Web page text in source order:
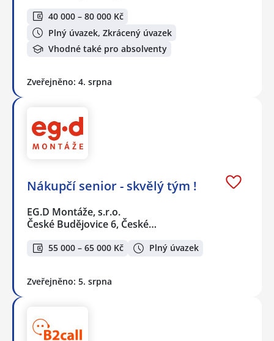
40 000 – 80 000 Kč
Plný úvazek, Zkrácený úvazek
Vhodné také pro absolventy
Zveřejněno: 4. srpna
Nákupčí senior - skvělý tým !
EG.D Montáže, s.r.o.
České Budějovice 6, České…
55 000 – 65 000 Kč Plný úvazek
Zveřejněno: 5. srpna